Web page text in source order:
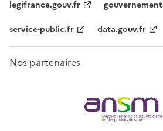
legifrance.gouv.fr
service-public.fr
data.gouv.fr
Nos partenaires